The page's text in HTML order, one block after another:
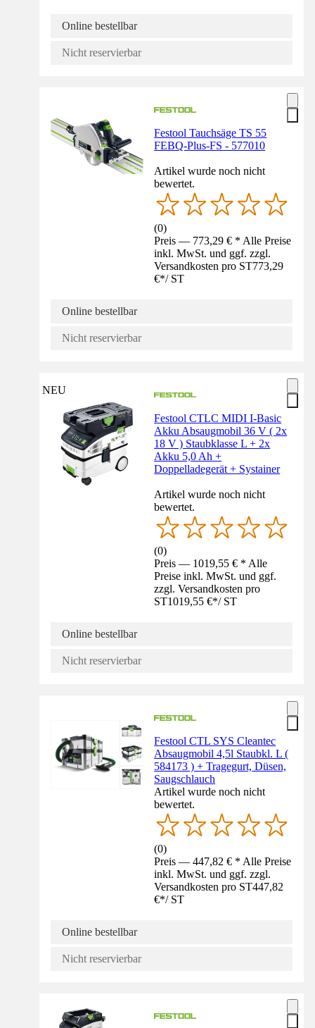
Online bestellbar
Nicht reservierbar
Festool Tauchsäge TS 55
FEBQ-Plus-FS - 577010
Artikel wurde noch nicht
bewertet.
(0)
Preis — 773,29 € * Alle Preise
inkl. MwSt. und ggf. zzgl.
Versandkosten pro ST773,29
€*/ ST
Online bestellbar
Nicht reservierbar
NEU
Festool CTLC MIDI I-Basic
Akku Absaugmobil 36 V ( 2x
18 V ) Staubklasse L + 2x
Akku 5,0 Ah +
Doppelladegerät + Systainer
Artikel wurde noch nicht
bewertet.
(0)
Preis — 1019,55 € * Alle
Preise inkl. MwSt. und ggf.
zzgl. Versandkosten pro
ST1019,55 €*/ ST
Online bestellbar
Nicht reservierbar
Festool CTL SYS Cleantec
Absaugmobil 4,5l Staubkl. L (
584173 ) + Tragegurt, Düsen,
Saugschlauch
Artikel wurde noch nicht
bewertet.
(0)
Preis — 447,82 € * Alle Preise
inkl. MwSt. und ggf. zzgl.
Versandkosten pro ST447,82
€*/ ST
Online bestellbar
Nicht reservierbar